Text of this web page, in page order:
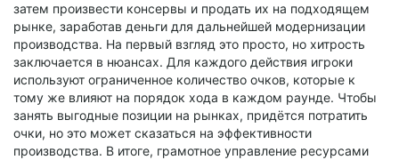
затем произвести консервы и продать их на подходящем
рынке, заработав деньги для дальнейшей модернизации
производства. На первый взгляд это просто, но хитрость
заключается в нюансах. Для каждого действия игроки
используют ограниченное количество очков, которые к
тому же влияют на порядок хода в каждом раунде. Чтобы
занять выгодные позиции на рынках, придётся потратить
очки, но это может сказаться на эффективности
производства. В итоге, грамотное управление ресурсами